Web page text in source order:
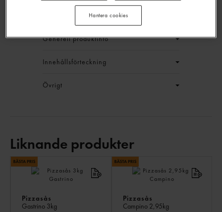
LOGGA IN
Generell produktinfo
Innehållsförteckning
Övrigt
Liknande produkter
Pizzasås
Gastrino 3kg
Pizzasås
Campino 2,95kg
Hantera cookies